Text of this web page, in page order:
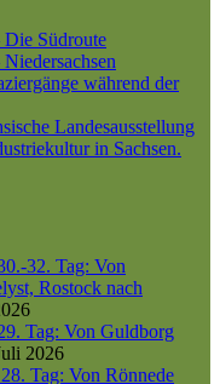
Die Südroute
während der
Landesausstellung
in Sachsen.
32. Tag: Von
Rostock nach
Tag: Von Guldborg
2026
Tag: Von Rönnede